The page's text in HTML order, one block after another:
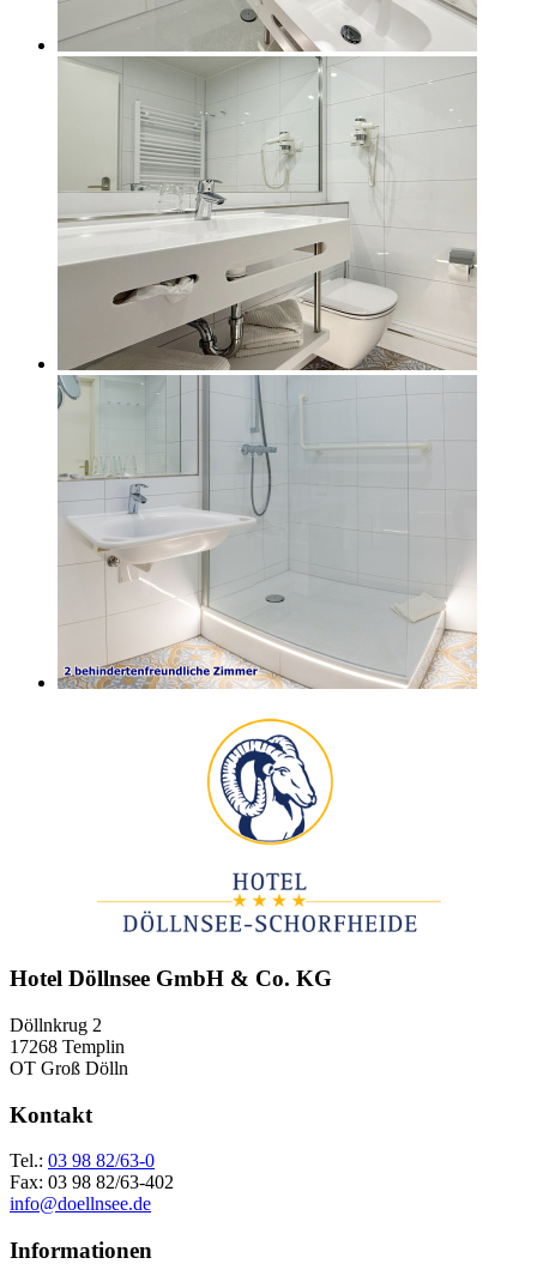
Hotel Döllnsee GmbH & Co. KG
Döllnkrug 2
17268 Templin
OT Groß Dölln
Kontakt
Tel.: 03 98 82/63-0
Fax: 03 98 82/63-402
info@doellnsee.de
Informationen